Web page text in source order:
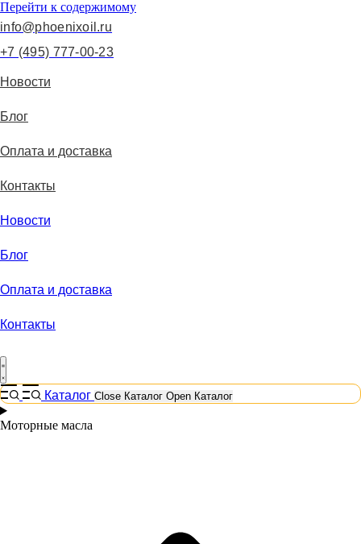
Перейти к содержимому
info@phoenixoil.ru
+7 (495) 777-00-23
Новости
Блог
Оплата и доставка
Контакты
Новости
Блог
Оплата и доставка
Контакты
Каталог Close Каталог Open Каталог
Моторные масла